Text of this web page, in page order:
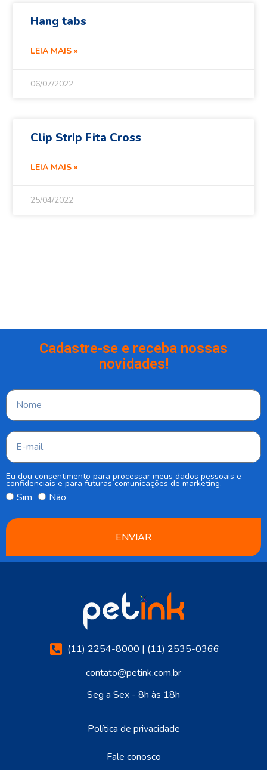
Hang tabs
LEIA MAIS »
06/07/2022
Clip Strip Fita Cross
LEIA MAIS »
25/04/2022
Cadastre-se e receba nossas
novidades!
Eu dou consentimento para processar meus dados pessoais e
confidenciais e para futuras comunicações de marketing.
Sim Não
ENVIAR
(11) 2254-8000 | (11) 2535-0366
contato@petink.com.br
Seg a Sex - 8h às 18h
Política de privacidade
Fale conosco